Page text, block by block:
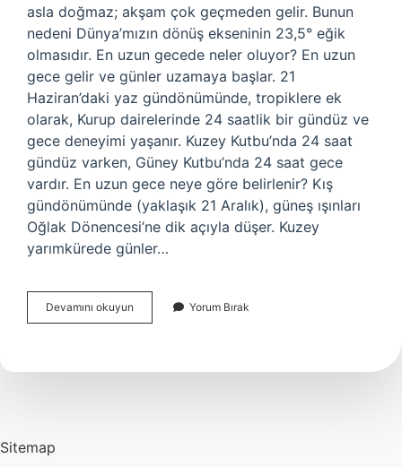
asla doğmaz; akşam çok geçmeden gelir. Bunun
nedeni Dünya’mızın dönüş ekseninin 23,5° eğik
olmasıdır. En uzun gecede neler oluyor? En uzun
gece gelir ve günler uzamaya başlar. 21
Haziran’daki yaz gündönümünde, tropiklere ek
olarak, Kurup dairelerinde 24 saatlik bir gündüz ve
gece deneyimi yaşanır. Kuzey Kutbu’nda 24 saat
gündüz varken, Güney Kutbu’nda 24 saat gece
vardır. En uzun gece neye göre belirlenir? Kış
gündönümünde (yaklaşık 21 Aralık), güneş ışınları
Oğlak Dönencesi’ne dik açıyla düşer. Kuzey
yarımkürede günler…
Devamını okuyun
Uzun
Yorum Bırak
Sitemap